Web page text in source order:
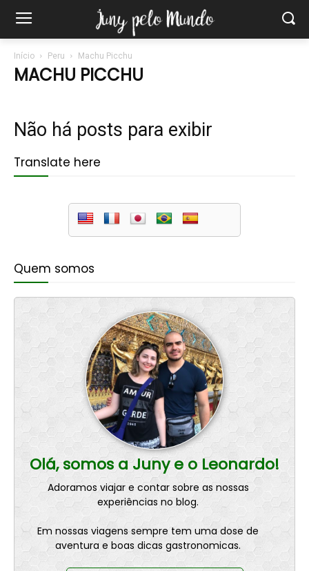
Início Peru Machu Picchu
MACHU PICCHU
Não há posts para exibir
Translate here
Quem somos
Olá, somos a Juny e o Leonardo!
Adoramos viajar e contar sobre as nossas
experiências no blog.
Em nossas viagens sempre tem uma dose de
aventura e boas dicas gastronomicas.